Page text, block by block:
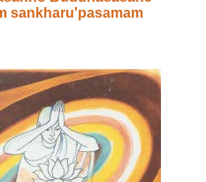
sankharu'pasamam